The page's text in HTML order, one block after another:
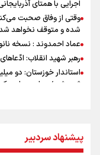
اجرایی با همتای
وقتی از وفاق صحبت
شده و متوقف نخواهد
عماد احمدوند : نسخه
رهبر شهید انقلاب:
جابجایی مرکز ثقل
ایران +نمودار
پیشنهاد سردبیر